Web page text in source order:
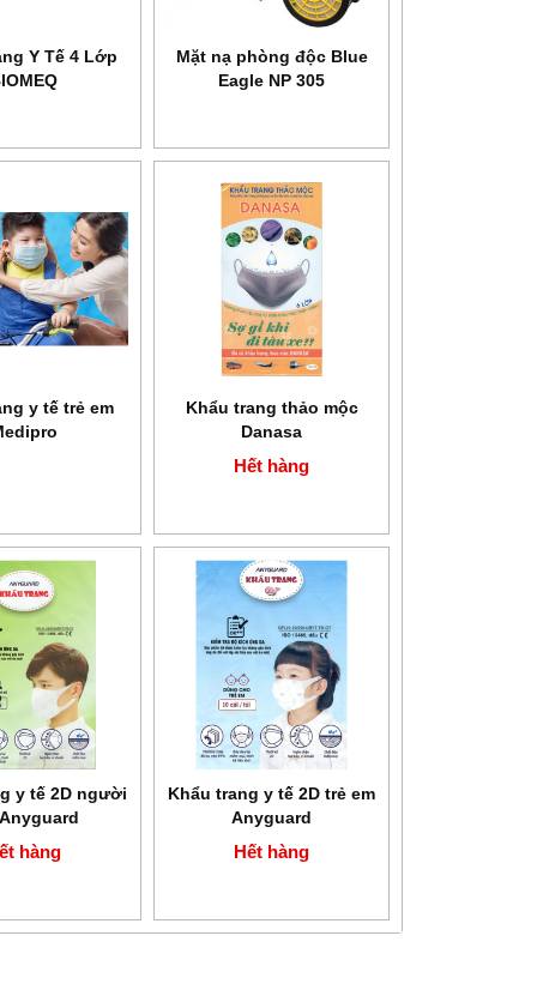
Máy xông khí dung siêu âm Máy xông khí dung Microlife
Y Tế 4 Lớp
Mặt nạ phòng độc Blue
Eagle NP 305
y tế trẻ em
Khẩu trang thảo mộc
Danasa
Hết hàng
y tế 2D người
hàng
Khẩu trang y tế 2D trẻ em
Anyguard
Hết hàng